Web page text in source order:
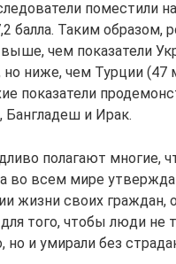
поместили
балла. Таким образом,
выше, чем показатели
но ниже, чем Турции (47
показатели
и Ирак.
полагают многие,
во всем мире
жизни своих граждан,
того, чтобы люди не
но и умирали без